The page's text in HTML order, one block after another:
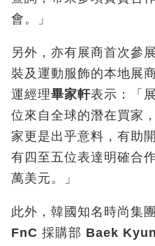
會。」
另外，亦有展商首次參
裝及運動服飾的本地展
運經理畢家軒表示：「
位來自全球的潛在買家
家更是出乎意料，有助
有四至五位表達明確合
萬美元。」
此外，韓國知名時尚集團
FnC 採購部 Baek